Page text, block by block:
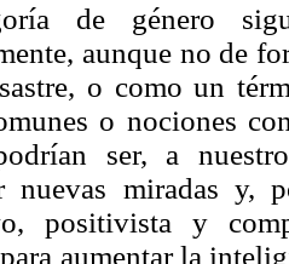
de género
aunque no de
o como un
o nociones
ser, a
nuevas miradas y,
positivista y
aumentar la